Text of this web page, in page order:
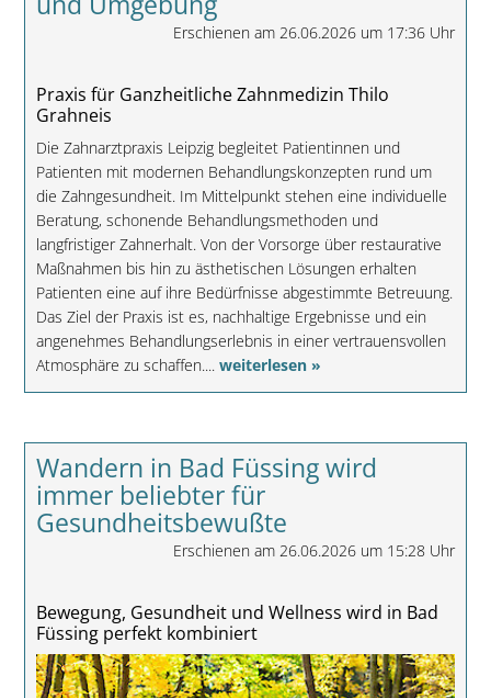
Erschienen am 26.06.2026 um 17:36 Uhr
Praxis für Ganzheitliche Zahnmedizin Thilo
Grahneis
Die Zahnarztpraxis Leipzig begleitet Patientinnen und
Patienten mit modernen Behandlungskonzepten rund um
die Zahngesundheit. Im Mittelpunkt stehen eine individuelle
Beratung, schonende Behandlungsmethoden und
langfristiger Zahnerhalt. Von der Vorsorge über restaurative
Maßnahmen bis hin zu ästhetischen Lösungen erhalten
Patienten eine auf ihre Bedürfnisse abgestimmte Betreuung.
Das Ziel der Praxis ist es, nachhaltige Ergebnisse und ein
angenehmes Behandlungserlebnis in einer vertrauensvollen
Atmosphäre zu schaffen.... weiterlesen »
Wandern in Bad Füssing wird
immer beliebter für
Gesundheitsbewußte
Erschienen am 26.06.2026 um 15:28 Uhr
Bewegung, Gesundheit und Wellness wird in Bad
Füssing perfekt kombiniert